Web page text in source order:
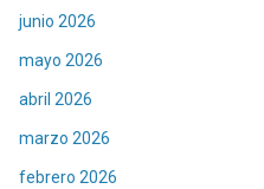
junio 2026
mayo 2026
abril 2026
marzo 2026
febrero 2026